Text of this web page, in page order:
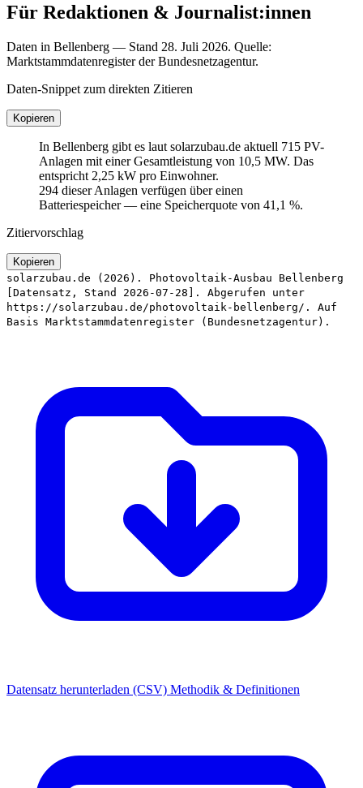
Für Redaktionen & Journalist:innen
Daten in Bellenberg — Stand 28. Juli 2026. Quelle:
Marktstammdatenregister der Bundesnetzagentur.
Daten-Snippet zum direkten Zitieren
Kopieren
In Bellenberg gibt es laut solarzubau.de aktuell 715 PV-
Anlagen mit einer Gesamtleistung von 10,5 MW. Das
entspricht 2,25 kW pro Einwohner.
294 dieser Anlagen verfügen über einen
Batteriespeicher — eine Speicherquote von 41,1 %.
Zitiervorschlag
Kopieren
solarzubau.de (2026). Photovoltaik-Ausbau Bellenberg
[Datensatz, Stand 2026-07-28]. Abgerufen unter
https://solarzubau.de/photovoltaik-bellenberg/. Auf
Basis Marktstammdatenregister (Bundesnetzagentur).
Datensatz herunterladen (CSV) Methodik & Definitionen